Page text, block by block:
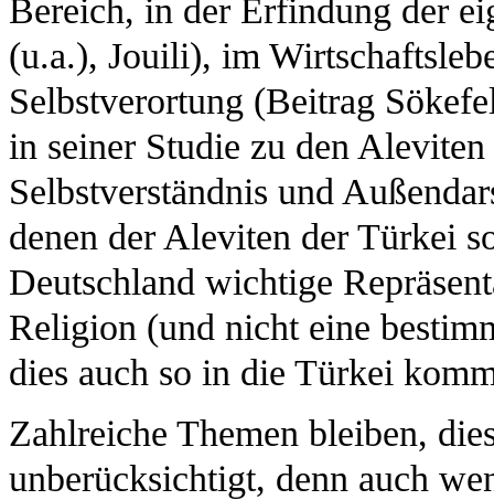
Bereich, in der Erfindung der
(u.a.), Jouili), im
Selbstverortung (Beitrag
in seiner Studie zu den
Selbstverständnis und
denen der Aleviten der Türkei
Deutschland wichtige
Religion (und nicht eine
dies auch so in die Türkei
Zahlreiche Themen bleiben,
unberücksichtigt, denn auch